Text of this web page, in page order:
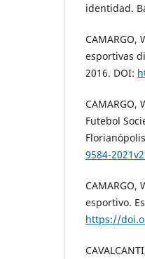
identidad.
esportivas
2016. DOI:
CAMARGO,
Futebol
9584-
esportivo.
https://